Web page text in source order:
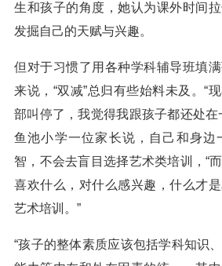
生和孩子的角度，她认为课外时间
发掘自己的天赋与兴趣。
但对于习惯了用各种学科辅导班填
来说，“双减”总归有些始料未及。“
部叫停了，我觉得我跟孩子都还处在
鱼池小学一位家长说，自己和身边
智，不会去盲目选择艺术类培训，“
喜欢什么，对什么感兴趣，什么才
艺术培训。”
“孩子的整体素质应该包括学科知识